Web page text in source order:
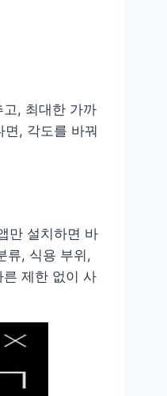
, 최대한 가까
, 각도를 바꿔
만 설치하면 바
류, 식용 부위,
제한 없이 사